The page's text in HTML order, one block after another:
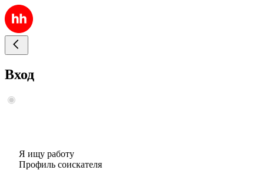
Вход
Я ищу работу
Профиль соискателя